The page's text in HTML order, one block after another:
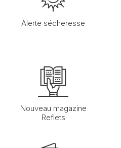
Alerte sécheresse
Nouveau magazine
Reflets